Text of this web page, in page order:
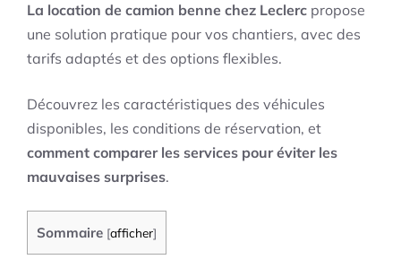
La location de camion benne chez Leclerc propose
une solution pratique pour vos chantiers, avec des
tarifs adaptés et des options flexibles.
Découvrez les caractéristiques des véhicules
disponibles, les conditions de réservation, et
comment comparer les services pour éviter les
mauvaises surprises.
Sommaire [afficher]